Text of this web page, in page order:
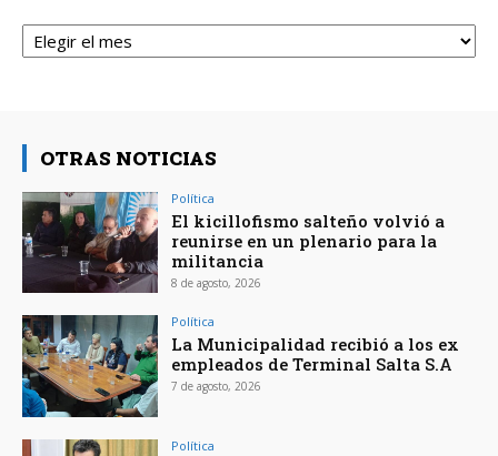
Archivos
OTRAS NOTICIAS
Política
El kicillofismo salteño volvió a
reunirse en un plenario para la
militancia
8 de agosto, 2026
Política
La Municipalidad recibió a los ex
empleados de Terminal Salta S.A
7 de agosto, 2026
Política